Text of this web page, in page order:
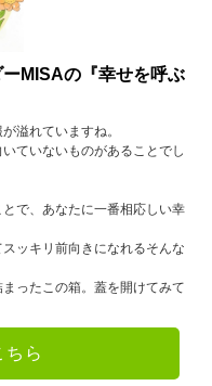
MISAの『幸せを呼ぶ
溢れていますね。
ていないものがあることでし
で、あなたに一番相応しい幸
ッキリ前向きになれるそんな
ったこの箱。蓋を開けてみて
ちら
12月
6月